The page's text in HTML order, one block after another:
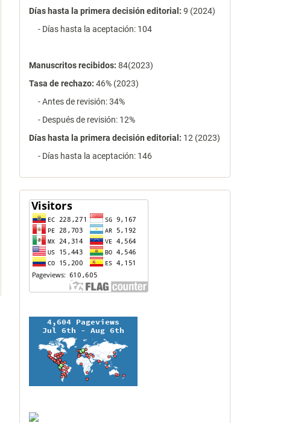
Días hasta la primera decisión editorial: 9 (2024)
- Días hasta la aceptación: 104
Manuscritos recibidos: 84(2023)
Tasa de rechazo: 46% (2023)
- Antes de revisión: 34%
- Después de revisión: 12%
Días hasta la primera decisión editorial: 12 (2023)
- Días hasta la aceptación: 146
contador